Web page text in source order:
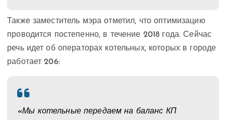
Также заместитель мэра отметил, что оптимизацию
проводится постепенно, в течение 2018 года. Сейчас
речь идет об операторах котельных, которых в городе
работает 206:
«Мы котельные передаем на баланс КП